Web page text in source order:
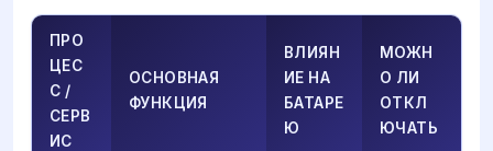
ПРО
ЦЕС
С /
СЕРВ
ИС
ОСНОВНАЯ
ФУНКЦИЯ
ВЛИЯН
ИЕ НА
БАТАРЕ
Ю
МОЖН
О ЛИ
ОТКЛ
ЮЧАТЬ